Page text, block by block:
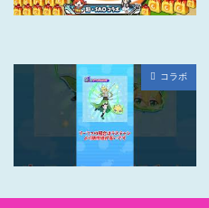
コラボ